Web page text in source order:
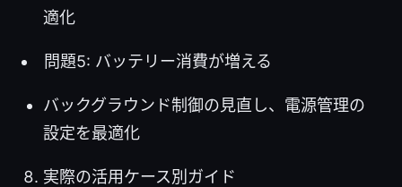
適化
問題5: バッテリー消費が増える
バックグラウンド制御の見直し、電源管理の
設定を最適化
実際の活用ケース別ガイド